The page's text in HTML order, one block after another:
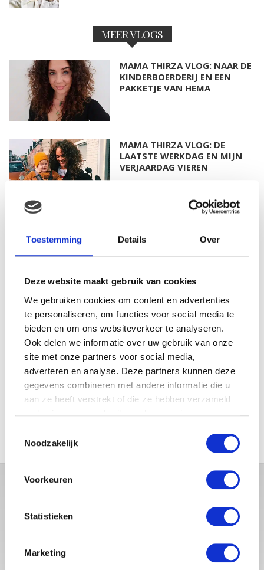
Toestemming Details Over
Deze website maakt gebruik van cookies
We gebruiken cookies om content en advertenties
te personaliseren, om functies voor social media te
bieden en om ons websiteverkeer te analyseren.
Ook delen we informatie over uw gebruik van onze
site met onze partners voor social media,
adverteren en analyse. Deze partners kunnen deze
gegevens combineren met andere informatie die u
aan ze heeft verstrekt of die ze hebben verzameld
Noodzakelijk
Voorkeuren
Statistieken
Marketing
MEER VLOGS
MAMA THIRZA VLOG: NAAR DE
KINDERBOERDERIJ EN EEN
PAKKETJE VAN HEMA
MAMA THIRZA VLOG: DE
LAATSTE WERKDAG EN MIJN
VERJAARDAG VIEREN
FEEST, WANT REBEL IS JARIG!
MAMA THIRZA VLOG: OP
VAKANTIE & TWEE ZIEKE
KINDEREN
MAMA CARMEN VLOG:
BEGONNEN & TANDEN BLEKEN